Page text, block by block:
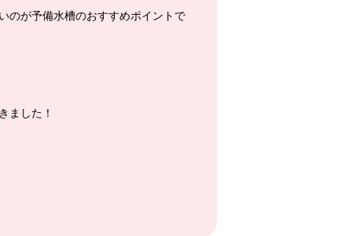
のが予備水槽のおすすめポイントで
ました！